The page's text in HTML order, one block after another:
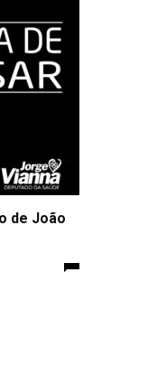
de João